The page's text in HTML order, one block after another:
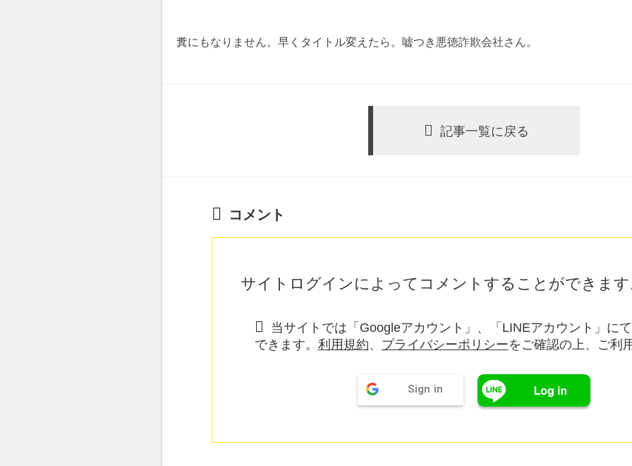
糞にもなりません。早くタイトル変えたら。嘘つき悪徳詐欺会社さん。
記事一覧に戻る
コメント
サイトログインによってコメントすることができま
当サイトでは「Googleアカウント」、「LINEアカウント」に
できます。 利用規約、 プライバシーポリシーをご確認の上、ご利
Sign in